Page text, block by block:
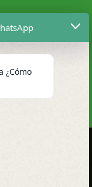
los derechos
¿Cómo